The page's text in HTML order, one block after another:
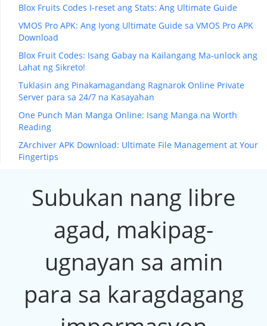
Blox Fruits Codes I-reset ang Stats: Ang Ultimate Guide
VMOS Pro APK: Ang Iyong Ultimate Guide sa VMOS Pro APK
Download
Blox Fruit Codes: Isang Gabay na Kailangang Ma-unlock ang
Lahat ng Sikreto!
Tuklasin ang Pinakamagandang Ragnarok Online Private
Server para sa 24/7 na Kasayahan
One Punch Man Manga Online: Isang Manga na Worth
Reading
ZArchiver APK Download: Ultimate File Management at Your
Fingertips
Subukan nang libre
agad, makipag-
ugnayan sa amin
para sa karagdagang